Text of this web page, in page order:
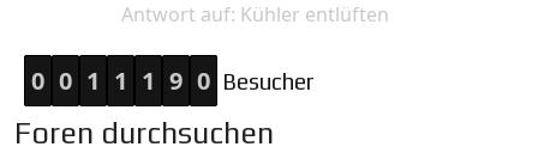
Antwort auf: Kühler entlüften
0 0 1 1 1 9 0 Besucher
Foren durchsuchen